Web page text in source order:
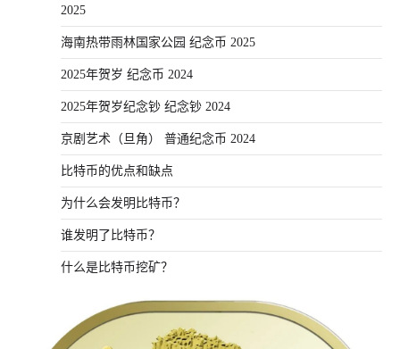
2025
海南热带雨林国家公园 纪念币 2025
2025年贺岁 纪念币 2024
2025年贺岁纪念钞 纪念钞 2024
京剧艺术（旦角） 普通纪念币 2024
比特币的优点和缺点
为什么会发明比特币？
谁发明了比特币？
什么是比特币挖矿？